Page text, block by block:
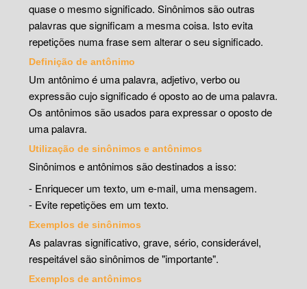
quase o mesmo significado. Sinônimos são outras
palavras que significam a mesma coisa. Isto evita
repetições numa frase sem alterar o seu significado.
Definição de antônimo
Um antônimo é uma palavra, adjetivo, verbo ou
expressão cujo significado é oposto ao de uma palavra.
Os antônimos são usados para expressar o oposto de
uma palavra.
Utilização de sinônimos e antônimos
Sinônimos e antônimos são destinados a isso:
- Enriquecer um texto, um e-mail, uma mensagem.
- Evite repetições em um texto.
Exemplos de sinônimos
As palavras significativo, grave, sério, considerável,
respeitável são sinônimos de "importante".
Exemplos de antônimos